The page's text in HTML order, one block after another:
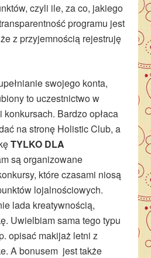
czyli ile, za co, jakiego
programu jest
z przyjemnością rejestruję
swojego konta,
to uczestnictwo w
Bardzo opłaca
na stronę Holistic Club, a
TYLKO DLA
są organizowane
które czasami niosą
lojalnościowych.
lada kreatywnością,
Uwielbiam sama tego typu
opisać makijaż letni z
A bonusem jest także